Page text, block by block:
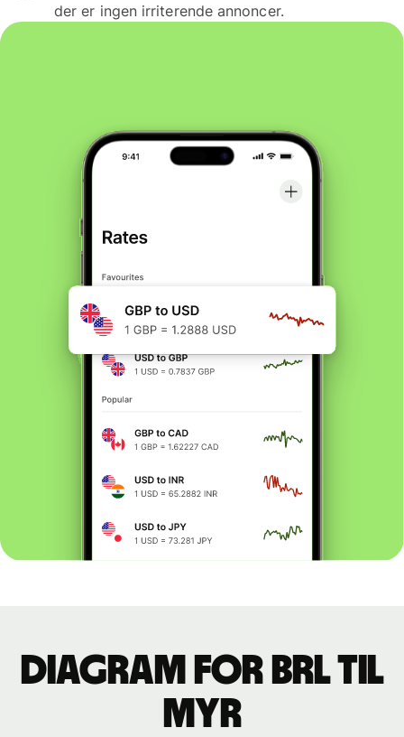
der er ingen irriterende annoncer.
Diagram for BRL til
MYR